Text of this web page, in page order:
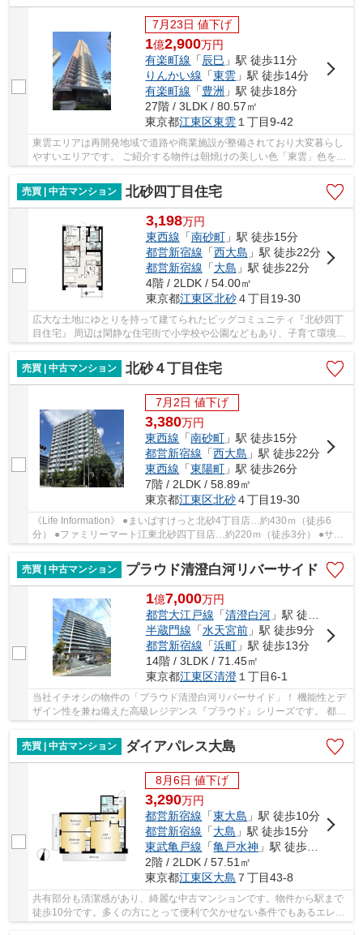
7月23日 値下げ
1億2,900万円
有楽町線 「辰巳 」駅 徒歩11分
りんかい線 「東雲 」駅 徒歩14分
有楽町線 「豊洲 」駅 徒歩18分
27階 / 3LDK / 80.57㎡
東京都江東区東雲１丁目9-42
東雲エリアは再開発地域で道路や商業施設が整備されており大変暮らし
やすいエリアです。 ご紹介する物件は朝焼けの美しい色「東雲」色を外
売買 | 中古マンション
北砂四丁目住宅
3,198万円
東西線 「南砂町」駅 徒歩15分
都営新宿線 「西大島 」駅 徒歩22分
都営新宿線 「大島 」駅 徒歩22分
4階 / 2LDK / 54.00㎡
東京都江東区北砂４丁目19-30
広大な土地にゆとりを持って建てられたビッグコミュニティ『北砂四丁
目住宅』 周辺は閑静な住宅街で小学校や公園などもあり、子育て環境に
売買 | 中古マンション
北砂４丁目住宅
7月2日 値下げ
3,380万円
東西線 「南砂町 」駅 徒歩15分
都営新宿線 「西大島 」駅 徒歩22分
東西線 「東陽町 」駅 徒歩26分
7階 / 2LDK / 58.89㎡
東京都江東区北砂４丁目19-30
《Life Information》 ●まいばすけっと北砂4丁目店…約430ｍ（徒歩6
分） ●ファミリーマート江東北砂四丁目店…約220ｍ（徒歩3分） ●サン
売買 | 中古マンション
プラウド清澄白河リバーサイド
1億7,000万円
都営大江戸線 「清澄白河」駅 徒歩8分
半蔵門線 「水天宮前」駅 徒歩9分
都営新宿線 「浜町」駅 徒歩13分
14階 / 3LDK / 71.45㎡
東京都江東区清澄１丁目6-1
当社イチオシの物件の「プラウド清澄白河リバーサイド」！ 機能性とデ
ザイン性を兼ね備えた高級レジデンス『プラウド』シリーズです。 都営
売買 | 中古マンション
ダイアパレス大島
8月6日 値下げ
3,290万円
都営新宿線 「東大島 」駅 徒歩10分
都営新宿線 「大島 」駅 徒歩15分
東武亀戸線 「亀戸水神 」駅 徒歩17分
2階 / 2LDK / 57.51㎡
東京都江東区大島 ７丁目43-8
共有部分も清潔感があり、綺麗な中古マンションです。物件から駅まで
徒歩10分です。多くの方にとって便利で欠かせない条件でもあるエレベ
ーター付きの物件です。江東区の不動産情報を...